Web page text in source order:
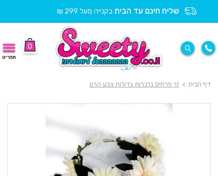
שליח חינם עד הבית בקנייה מעל 299 ₪
0
תפריט
דף הבית > זר פרחים גרברות גדולות צבע קרם